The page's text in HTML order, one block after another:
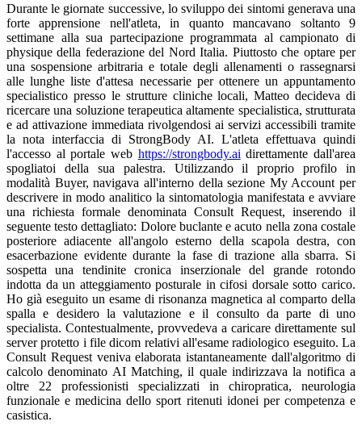
Durante le giornate successive, lo sviluppo dei sintomi generava una
forte apprensione nell'atleta, in quanto mancavano soltanto 9
settimane alla sua partecipazione programmata al campionato di
physique della federazione del Nord Italia. Piuttosto che optare per
una sospensione arbitraria e totale degli allenamenti o rassegnarsi
alle lunghe liste d'attesa necessarie per ottenere un appuntamento
specialistico presso le strutture cliniche locali, Matteo decideva di
ricercare una soluzione terapeutica altamente specialistica, strutturata
e ad attivazione immediata rivolgendosi ai servizi accessibili tramite
la nota interfaccia di StrongBody AI. L'atleta effettuava quindi
l'accesso al portale web https://strongbody.ai direttamente dall'area
spogliatoi della sua palestra. Utilizzando il proprio profilo in
modalità Buyer, navigava all'interno della sezione My Account per
descrivere in modo analitico la sintomatologia manifestata e avviare
una richiesta formale denominata Consult Request, inserendo il
seguente testo dettagliato: Dolore buclante e acuto nella zona costale
posteriore adiacente all'angolo esterno della scapola destra, con
esacerbazione evidente durante la fase di trazione alla sbarra. Si
sospetta una tendinite cronica inserzionale del grande rotondo
indotta da un atteggiamento posturale in cifosi dorsale sotto carico.
Ho già eseguito un esame di risonanza magnetica al comparto della
spalla e desidero la valutazione e il consulto da parte di uno
specialista. Contestualmente, provvedeva a caricare direttamente sul
server protetto i file dicom relativi all'esame radiologico eseguito. La
Consult Request veniva elaborata istantaneamente dall'algoritmo di
calcolo denominato AI Matching, il quale indirizzava la notifica a
oltre 22 professionisti specializzati in chiropratica, neurologia
funzionale e medicina dello sport ritenuti idonei per competenza e
casistica.